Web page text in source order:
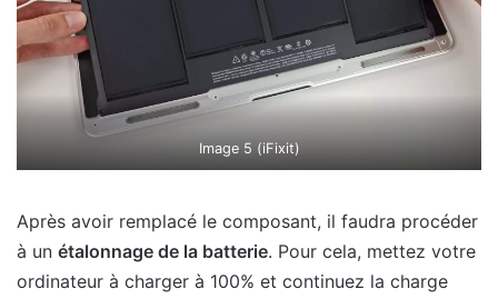
Image 5 (iFixit)
Après avoir remplacé le composant, il faudra procéder
à un étalonnage de la batterie. Pour cela, mettez votre
ordinateur à charger à 100% et continuez la charge